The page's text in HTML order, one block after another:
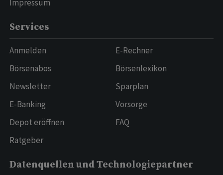
Impressum
Services
Anmelden
Börsenabos
Newsletter
E-Banking
Depot eröffnen
Ratgeber
E-Rechner
Börsenlexikon
Sparplan
Vorsorge
FAQ
Datenquellen und Technologiepartner